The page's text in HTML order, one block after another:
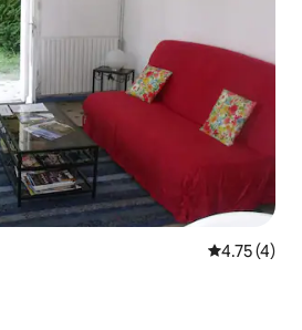
從 4 則評價
4.75 (4)